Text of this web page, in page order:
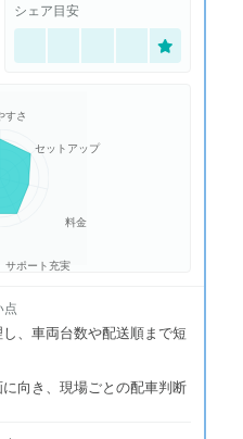
シェア目安
すさ
セットアップ
料金
サポート充実
点
、車両台数や配送順まで短
向き、現場ごとの配車判断